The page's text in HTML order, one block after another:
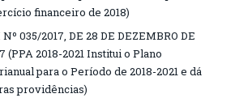
financeiro de 2018)
035/2017, DE 28 DE DEZEMBRO DE
(PPA 2018-2021 Institui o Plano
para o Período de 2018-2021 e dá
providências)